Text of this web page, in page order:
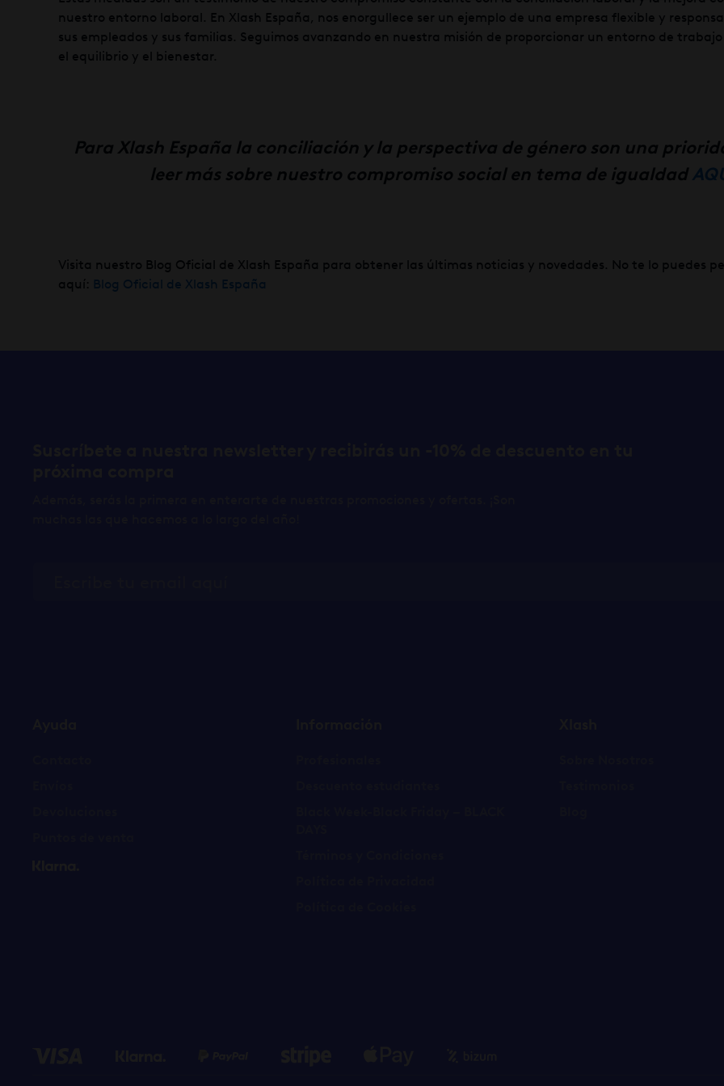
nuestro entorno laboral. En Xlash España, nos enorgullece ser un ejemplo de una empresa flexible y
sus empleados y sus familias. Seguimos avanzando en nuestra misión de proporcionar un entorno de
el equilibrio y el bienestar.
Para Xlash España la conciliación y la perspectiva de género son una
leer más sobre nuestro compromiso social en tema de igualdad
Visita nuestro Blog Oficial de Xlash España para obtener las últimas noticias y novedades. No te lo puedes
aquí: Blog Oficial de Xlash España